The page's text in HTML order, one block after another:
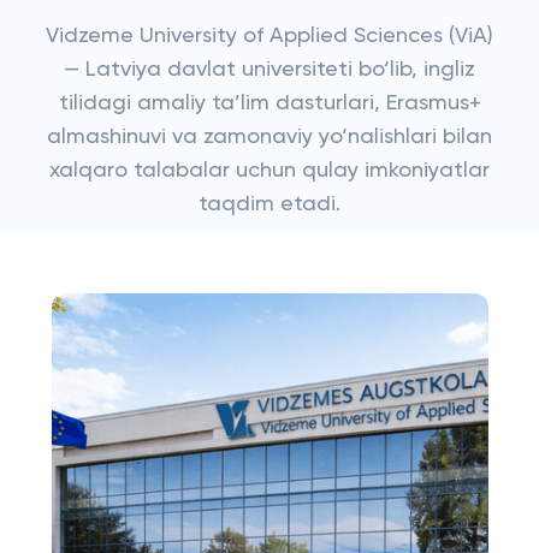
Vidzeme University of Applied Sciences (ViA)
— Latviya davlat universiteti bo‘lib, ingliz
tilidagi amaliy ta’lim dasturlari, Erasmus+
almashinuvi va zamonaviy yo‘nalishlari bilan
xalqaro talabalar uchun qulay imkoniyatlar
taqdim etadi.